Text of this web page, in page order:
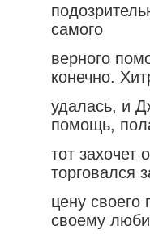
самого
верного
конечно.
удалась, и
помощь,
тот захочет
торговался
цену своего
своему